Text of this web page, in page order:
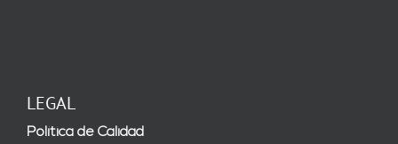
LEGAL
Política de Calidad